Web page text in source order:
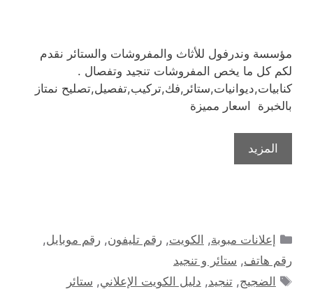
مؤسسة وندرفول للأثاث والمفروشات والستائر نقدم
لكم كل ما يخص المفروشات تنجيد وتفصال .
كنابيات,ديوانيات,ستائر,فك,تركيب,تفصيل,تصليح نمتاز
بالخبرة اسعار مميزة
المزيد
التصنيفات
إعلانات مبوبة, الكويت,رقم تليفون,رقم موبايل,
رقم هاتف, ستائر و تنجيد
الوسوم
الضجيج,تنجيد, دليل الكويت الإعلاني, ستائر